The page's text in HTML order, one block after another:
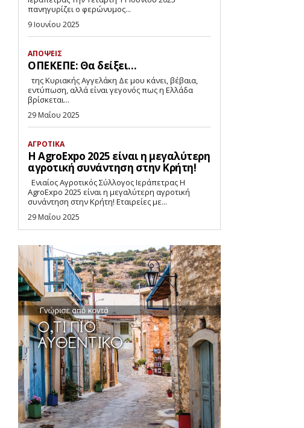
πανηγυρίζει ο φερώνυμος...
9 Ιουνίου 2025
ΑΠΟΨΕΙΣ
ΟΠΕΚΕΠΕ: Θα δείξει…
εντύπωση, αλλά είναι γεγονός πως η Ελλάδα
βρίσκεται...
29 Μαΐου 2025
ΑΓΡΟΤΙΚΑ
Η AgroExpo 2025 είναι η μεγαλύτερη
αγροτική συνάντηση στην Κρήτη!
Eνιαίος Αγροτικός Σύλλογος Ιεράπετρας Η
AgroExpo 2025 είναι η μεγαλύτερη αγροτική
συνάντηση στην Κρήτη! Εταιρείες με...
29 Μαΐου 2025